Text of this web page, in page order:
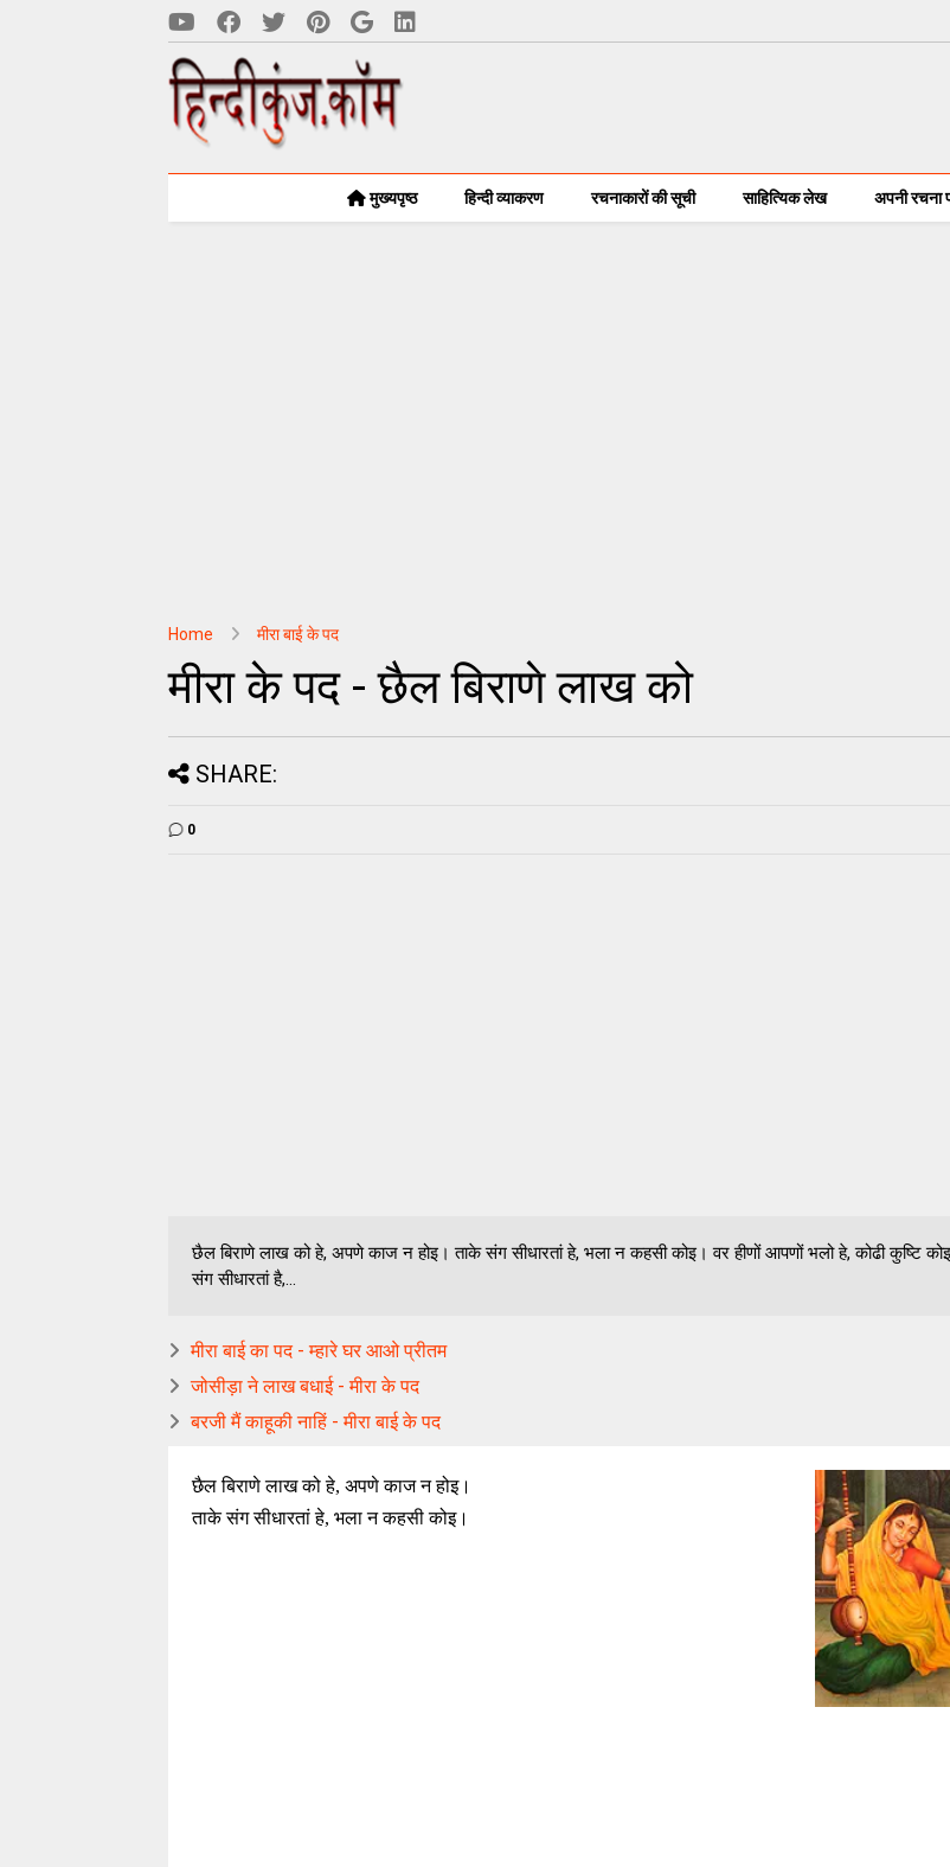
मुख्यपृष्ठ हिन्दी व्याकरण रचनाकारों की सूची साहित्यिक लेख अपनी रचना
Home मीरा बाई के पद
मीरा के पद - छैल बिराणे लाख को
SHARE:
0
छैल बिराणे लाख को हे, अपणे काज न होइ। ताके संग सीधारतां हे, भला न कहसी कोइ। वर हीणों आपणों भलो हे, कोढी कुष्टि
संग सीधारतां है,...
मीरा बाई का पद - म्हारे घर आओ प्रीतम
जोसीड़ा ने लाख बधाई - मीरा के पद
बरजी मैं काहूकी नाहिं - मीरा बाई के पद
छैल बिराणे लाख को हे, अपणे काज न होइ।
ताके संग सीधारतां हे, भला न कहसी कोइ।